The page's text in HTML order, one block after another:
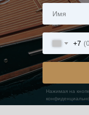
Нажимая на
+7